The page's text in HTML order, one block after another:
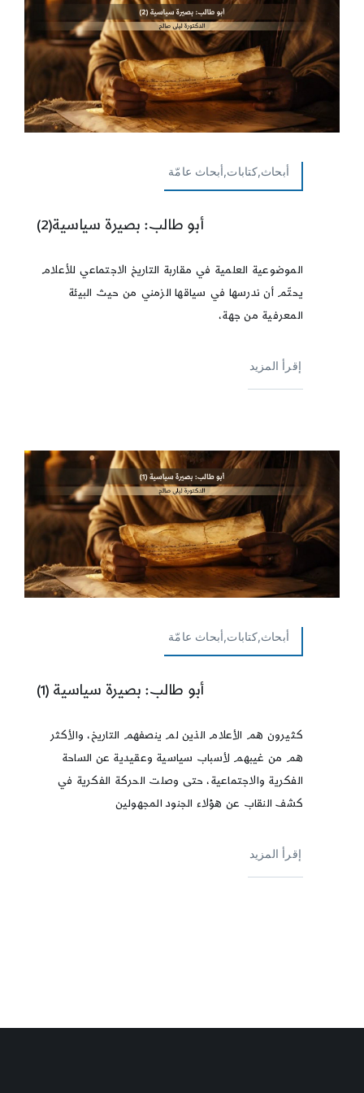
أبحاث,كتابات,أبحاث عامّة
أبو طالب: بصيرة سياسية(2)
الموضوعية العلمية في مقاربة التاريخ الاجتماعي للأعلام
يحتّم أن ندرسها في سياقها الزمني من حيث البيئة
المعرفية من جهة،
إقرأ المزيد
أبحاث,كتابات,أبحاث عامّة
أبو طالب: بصيرة سياسية (1)
كثيرون هم الأعلام الذين لم ينصفهم التاريخ، والأكثر
هم من غيبهم لأسباب سياسية وعقيدية عن الساحة
الفكرية والاجتماعية، حتى وصلت الحركة الفكرية في
كشف النقاب عن هؤلاء الجنود المجهولين
إقرأ المزيد